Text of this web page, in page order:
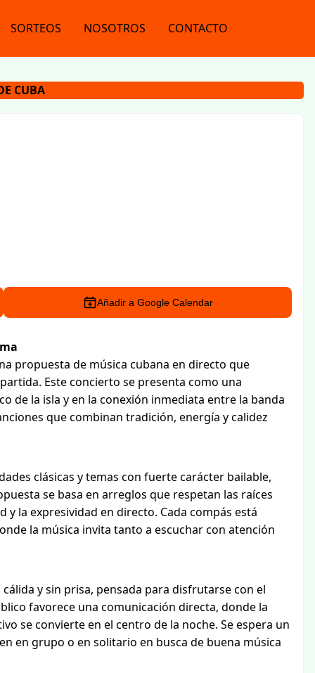
SORTEOS NOSOTROS CONTACTO
CUBA
Añadir a Google Calendar
propuesta de música cubana en directo que
Este concierto se presenta como una
de la isla y en la conexión inmediata entre la banda
que combinan tradición, energía y calidez
clásicas y temas con fuerte carácter bailable,
se basa en arreglos que respetan las raíces
la expresividad en directo. Cada compás está
la música invita tanto a escuchar con atención
y sin prisa, pensada para disfrutarse con el
favorece una comunicación directa, donde la
se convierte en el centro de la noche. Se espera un
en grupo o en solitario en busca de buena música